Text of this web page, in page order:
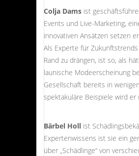
Colja Dams ist
Events und Live-Marketing,
innovativen Ansätzen setzen
Als Experte für
Rand zu drängen, ist so, als
launische Modeerscheinung
Gesellschaft bereits in
spektakuläre Beispiele wird er
Bärbel Holl ist
Expertenwissens ist sie ein
über „Schädlinge“ von